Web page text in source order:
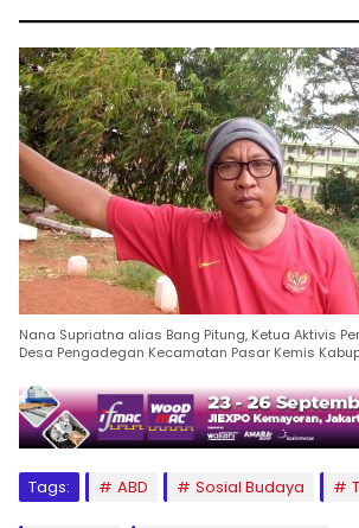
Nana Supriatna alias Bang Pitung, Ketua Aktivis
Desa Pengadegan Kecamatan Pasar Kemis
Tags: ABD Sosial Budaya